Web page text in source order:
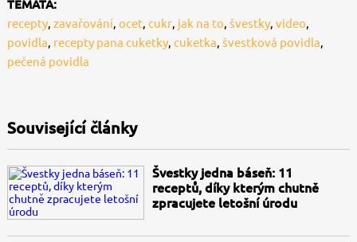
TÉMATA:
recepty, zavařování, ocet, cukr, jak na to, švestky, video,
povidla, recepty pana cuketky, cuketka, švestková povidla,
pečená povidla
Související články
Švestky jedna báseň: 11
receptů, díky kterým chutně
zpracujete letošní úrodu